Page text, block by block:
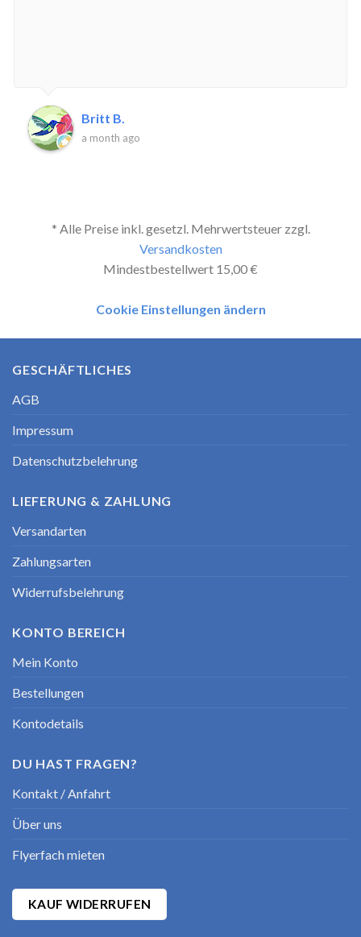
Britt B.
a month ago
* Alle Preise inkl. gesetzl. Mehrwertsteuer zzgl.
Versandkosten
Mindestbestellwert 15,00 €
Cookie Einstellungen ändern
GESCHÄFTLICHES
AGB
Impressum
Datenschutzbelehrung
LIEFERUNG & ZAHLUNG
Versandarten
Zahlungsarten
Widerrufsbelehrung
KONTO BEREICH
Mein Konto
Bestellungen
Kontodetails
DU HAST FRAGEN?
Kontakt / Anfahrt
Über uns
Flyerfach mieten
KAUF WIDERRUFEN